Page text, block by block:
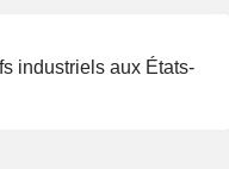
industriels aux États-